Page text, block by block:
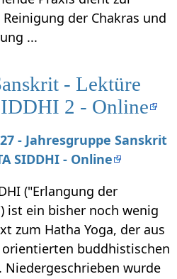
der Chakras und
...
- Lektüre
2 - Online
- Jahresgruppe Sanskrit
SIDDHI - Online
("Erlangung der
ist ein bisher noch wenig
zum Hatha Yoga, der aus
buddhistischen
wurde